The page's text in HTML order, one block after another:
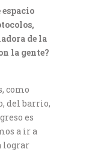
espacio
de la
la gente?
como
del barrio,
es
a ir a
lograr